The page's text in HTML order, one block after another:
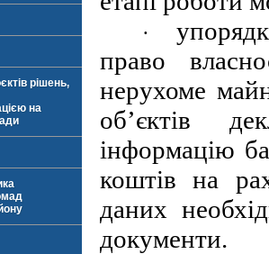
рішень,
на
·
право
нерухоме
обʼєктів
інформацію
коштів на
даних
документи.